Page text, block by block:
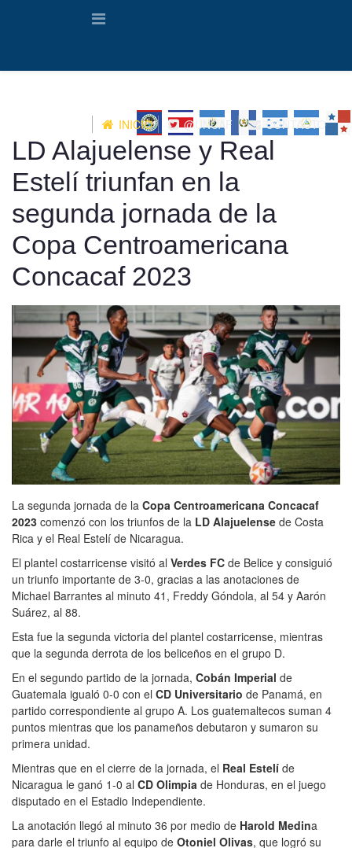
INICIO @UNCAF CONTACTO
LD Alajuelense y Real
Estelí triunfan en la
segunda jornada de la
Copa Centroamericana
Concacaf 2023
La segunda jornada de la Copa Centroamericana Concacaf
2023 comenzó con los triunfos de la LD Alajuelense de Costa
Rica y el Real Estelí de Nicaragua.
El plantel costarricense visitó al Verdes FC de Belice y consiguió
un triunfo importante de 3-0, gracias a las anotaciones de
Michael Barrantes al minuto 41, Freddy Góndola, al 54 y Aarón
Suárez, al 88.
Esta fue la segunda victoria del plantel costarricense, mientras
que la segunda derrota de los beliceños en el grupo D.
En el segundo partido de la jornada, Cobán Imperial de
Guatemala igualó 0-0 con el CD Universitario de Panamá, en
partido correspondiente al grupo A. Los guatemaltecos suman 4
puntos mientras que los panameños debutaron y sumaron su
primera unidad.
Mientras que en el cierre de la jornada, el Real Estelí de
Nicaragua le ganó 1-0 al CD Olimpia de Honduras, en el juego
disputado en el Estadio Independiente.
La anotación llegó al minuto 36 por medio de Harold Medina
para darle el triunfo al equipo de Otoniel Olivas, que logró su